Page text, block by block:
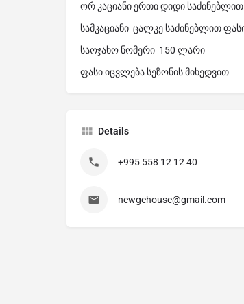
ორ კაციანი ერთი დიდი
სამკაციანი ცალკე საძინებლით
საოჯახო ნომერი 150 ლარი
ფასი იცვლება სეზონის მიხედვით
Details
+995 558 12 12 40
newgehouse@gmail.com